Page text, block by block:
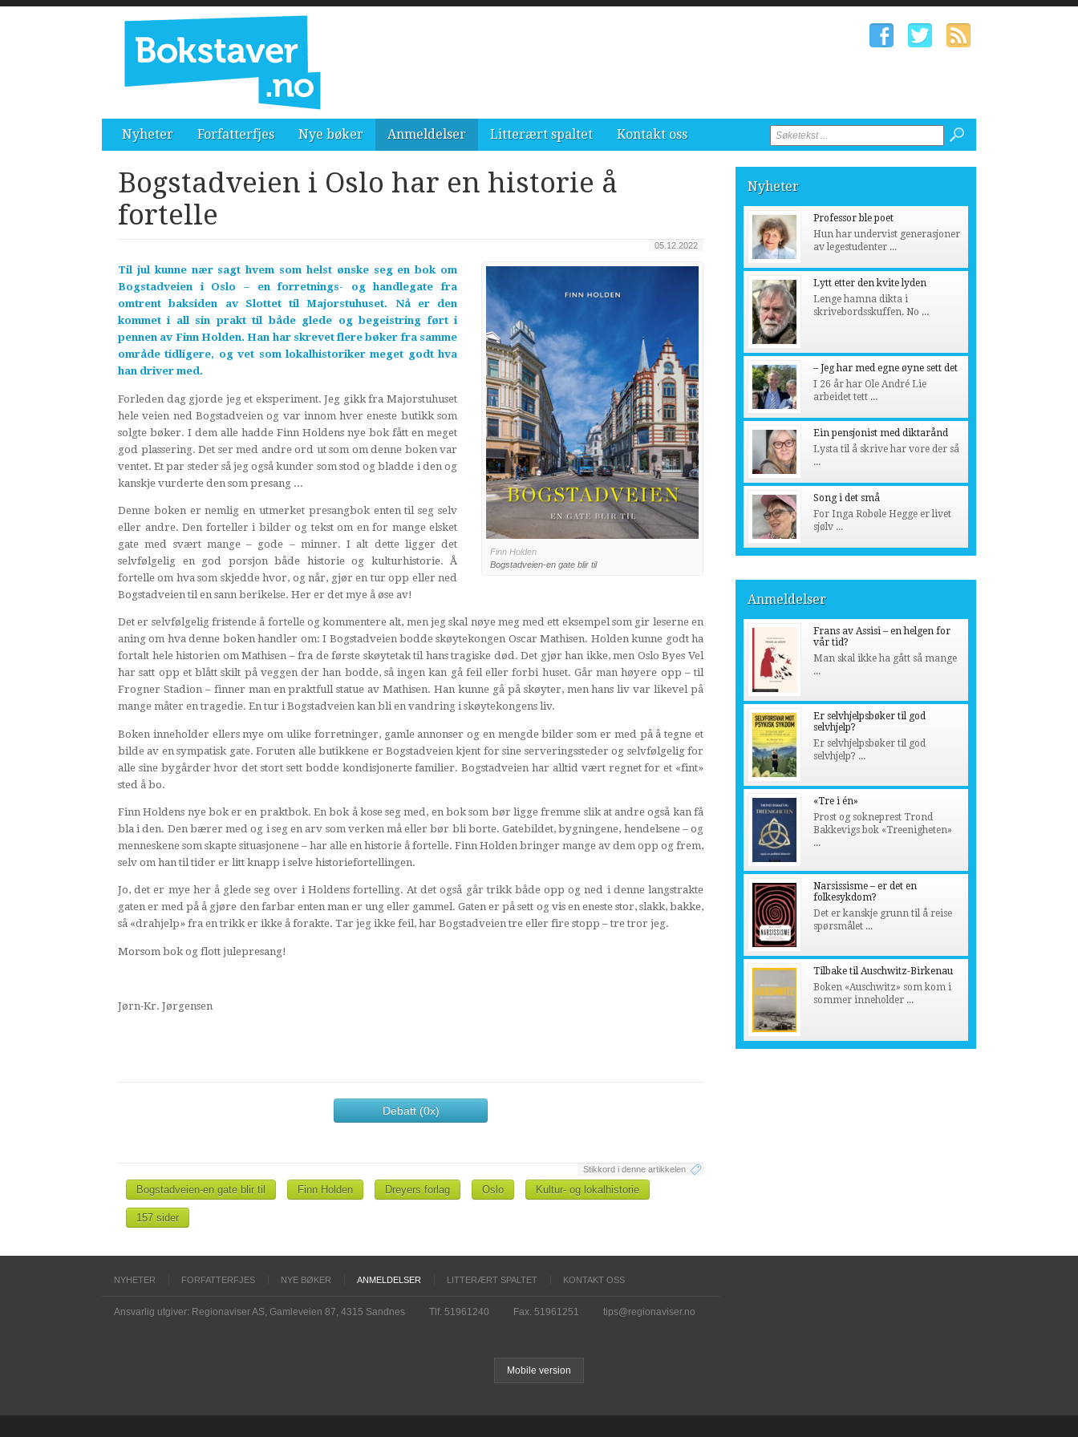
Nyheter Forfatterfjes Nye bøker Anmeldelser Litterært spaltet Kontakt oss
Bogstadveien i Oslo har en historie å
fortelle
05.12.2022
Finn Holden
Bogstadveien-en gate blir til
Til jul kunne nær sagt hvem som helst ønske seg en bok om
Bogstadveien i Oslo – en forretnings- og handlegate fra
omtrent baksiden av Slottet til Majorstuhuset. Nå er den
kommet i all sin prakt til både glede og begeistring ført i
pennen av Finn Holden. Han har skrevet flere bøker fra samme
område tidligere, og vet som lokalhistoriker meget godt hva
han driver med.
Forleden dag gjorde jeg et eksperiment. Jeg gikk fra Majorstuhuset
hele veien ned Bogstadveien og var innom hver eneste butikk som
solgte bøker. I dem alle hadde Finn Holdens nye bok fått en meget
god plassering. Det ser med andre ord ut som om denne boken var
ventet. Et par steder så jeg også kunder som stod og bladde i den og
kanskje vurderte den som presang ...
Denne boken er nemlig en utmerket presangbok enten til seg selv
eller andre. Den forteller i bilder og tekst om en for mange elsket
gate med svært mange – gode – minner. I alt dette ligger det
selvfølgelig en god porsjon både historie og kulturhistorie. Å
fortelle om hva som skjedde hvor, og når, gjør en tur opp eller ned
Bogstadveien til en sann berikelse. Her er det mye å øse av!
Det er selvfølgelig fristende å fortelle og kommentere alt, men jeg skal nøye meg med ett eksempel som gir leserne en
aning om hva denne boken handler om: I Bogstadveien bodde skøytekongen Oscar Mathisen. Holden kunne godt ha
fortalt hele historien om Mathisen – fra de første skøytetak til hans tragiske død. Det gjør han ikke, men Oslo Byes Vel
har satt opp et blått skilt på veggen der han bodde, så ingen kan gå feil eller forbi huset. Går man høyere opp – til
Frogner Stadion – finner man en praktfull statue av Mathisen. Han kunne gå på skøyter, men hans liv var likevel på
mange måter en tragedie. En tur i Bogstadveien kan bli en vandring i skøytekongens liv.
Boken inneholder ellers mye om ulike forretninger, gamle annonser og en mengde bilder som er med på å tegne et
bilde av en sympatisk gate. Foruten alle butikkene er Bogstadveien kjent for sine serveringssteder og selvfølgelig for
alle sine bygårder hvor det stort sett bodde kondisjonerte familier. Bogstadveien har alltid vært regnet for et «fint»
sted å bo.
Finn Holdens nye bok er en praktbok. En bok å kose seg med, en bok som bør ligge fremme slik at andre også kan få
bla i den. Den bærer med og i seg en arv som verken må eller bør bli borte. Gatebildet, bygningene, hendelsene – og
menneskene som skapte situasjonene – har alle en historie å fortelle. Finn Holden bringer mange av dem opp og frem,
selv om han til tider er litt knapp i selve historiefortellingen.
Jo, det er mye her å glede seg over i Holdens fortelling. At det også går trikk både opp og ned i denne langstrakte
gaten er med på å gjøre den farbar enten man er ung eller gammel. Gaten er på sett og vis en eneste stor, slakk, bakke,
så «drahjelp» fra en trikk er ikke å forakte. Tar jeg ikke feil, har Bogstadveien tre eller fire stopp – tre tror jeg.
Morsom bok og flott julepresang!
Jørn-Kr. Jørgensen
Debatt (0x)
Stikkord i denne artikkelen
Bogstadveien-en gate blir til Finn Holden Dreyers forlag Oslo Kultur- og lokalhistorie
157 sider
Nyheter
Professor ble poet
Hun har undervist generasjoner
av legestudenter ...
Lytt etter den kvite lyden
Lenge hamna dikta i
skrivebordsskuffen. No ...
– Jeg har med egne øyne sett det
I 26 år har Ole André Lie
arbeidet tett ...
Ein pensjonist med diktarånd
Lysta til å skrive har vore der så
...
Song i det små
For Inga Robøle Hegge er livet
sjølv ...
Anmeldelser
Frans av Assisi – en helgen for
vår tid?
Man skal ikke ha gått så mange
...
Er selvhjelpsbøker til god
selvhjelp?
Er selvhjelpsbøker til god
selvhjelp? ...
«Tre i én»
Prost og sokneprest Trond
Bakkevigs bok «Treenigheten»
...
Narsissisme – er det en
folkesykdom?
Det er kanskje grunn til å reise
spørsmålet ...
Tilbake til Auschwitz-Birkenau
Boken «Auschwitz» som kom i
sommer inneholder ...
NYHETER FORFATTERFJES NYE BØKER ANMELDELSER LITTERÆRT SPALTET KONTAKT OSS
Ansvarlig utgiver: Regionaviser AS, Gamleveien 87, 4315 Sandnes Tlf. 51961240 Fax. 51961251 tips@regionaviser.no
Mobile version